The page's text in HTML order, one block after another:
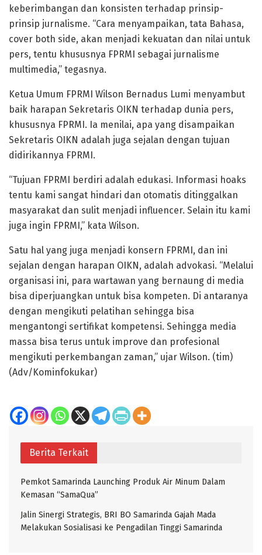
keberimbangan dan konsisten terhadap prinsip-
prinsip jurnalisme. “Cara menyampaikan, tata Bahasa,
cover both side, akan menjadi kekuatan dan nilai untuk
pers, tentu khususnya FPRMI sebagai jurnalisme
multimedia,” tegasnya.
Ketua Umum FPRMI Wilson Bernadus Lumi menyambut
baik harapan Sekretaris OIKN terhadap dunia pers,
khususnya FPRMI. Ia menilai, apa yang disampaikan
Sekretaris OIKN adalah juga sejalan dengan tujuan
didirikannya FPRMI.
“Tujuan FPRMI berdiri adalah edukasi. Informasi hoaks
tentu kami sangat hindari dan otomatis ditinggalkan
masyarakat dan sulit menjadi influencer. Selain itu kami
juga ingin FPRMI,” kata Wilson.
Satu hal yang juga menjadi konsern FPRMI, dan ini
sejalan dengan harapan OIKN, adalah advokasi. “Melalui
organisasi ini, para wartawan yang bernaung di media
bisa diperjuangkan untuk bisa kompeten. Di antaranya
dengan mengikuti pelatihan sehingga bisa
mengantongi sertifikat kompetensi. Sehingga media
massa bisa terus untuk improve dan profesional
mengikuti perkembangan zaman,” ujar Wilson. (tim)
(Adv/Kominfokukar)
Berita Terkait
Pemkot Samarinda Launching Produk Air Minum Dalam
Kemasan “SamaQua”
Jalin Sinergi Strategis, BRI BO Samarinda Gajah Mada
Melakukan Sosialisasi ke Pengadilan Tinggi Samarinda